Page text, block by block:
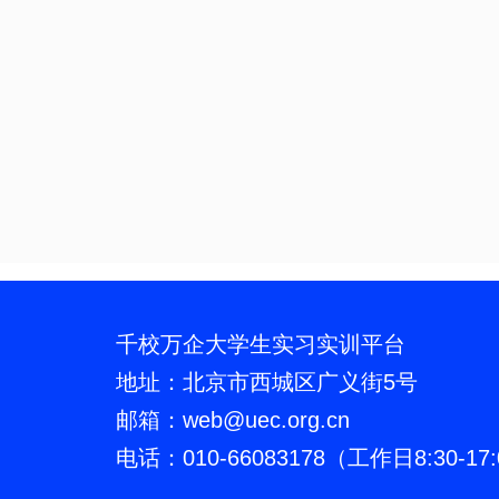
千校万企大学生实习实训平台
地址：北京市西城区广义街5号
邮箱：web@uec.org.cn
电话：010-66083178（工作日8:30-